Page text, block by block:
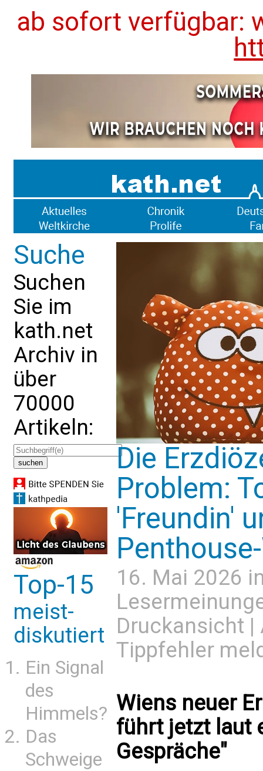
ab sofort verfügbar:
Suche
Suchen
Sie im
kath.net
Archiv in
über
70000
Artikeln:
Top-15
meist-
diskutiert
Ein Signal
des
Himmels?
Das
Schweige
Die
Problem:
'Freundin'
16. Mai 2026
Druckansicht |
Tippfehler
Wiens neuer
führt jetzt laut
Gespräche"